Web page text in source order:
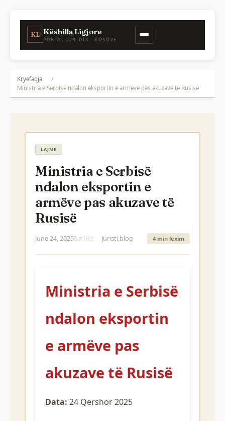
KL Këshilla Ligjore
PORTAL JURIDIK · KOSOVË
Kryefaqja
Ministria e Serbisë ndalon eksportin e armëve pas akuzave të Rusisë
LAJME
Ministria e Serbisë
ndalon eksportin e
armëve pas akuzave të
Rusisë
June 24, 2025 Juristi.blog 4 min lexim
Ministria e Serbisë
ndalon eksportin
e armëve pas
akuzave të Rusisë
Data: 24 Qershor 2025